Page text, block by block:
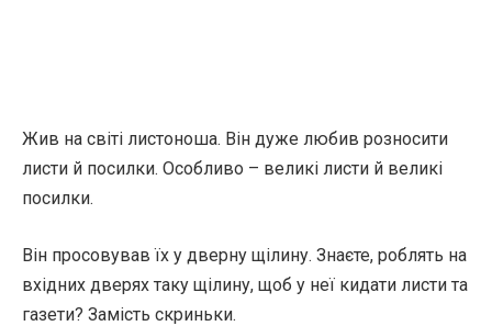
Жив на світі листоноша. Він дуже любив розносити
листи й посилки. Особливо – великі листи й великі
посилки.
Він просовував їх у дверну щілину. Знаєте, роблять на
вхідних дверях таку щілину, щоб у неї кидати листи та
газети? Замість скриньки.